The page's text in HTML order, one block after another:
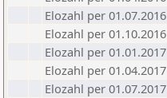
Elozahl per 01.07.2016
Elozahl per 01.10.2016
Elozahl per 01.01.2017
Elozahl per 01.04.2017
Elozahl per 01.07.2017